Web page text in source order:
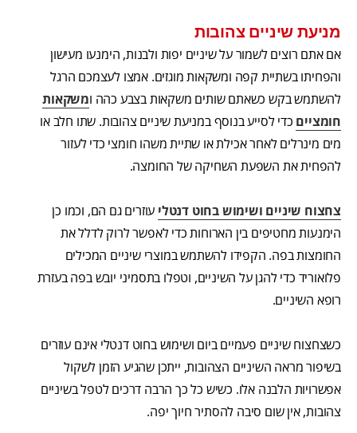
מניעת שיניים צהובות
אם אתם רוצים לשמור על שיניים יפות ולבנות, הימנעו מעישון
והפחיתו בשתיית קפה ומשקאות מוגזים. אמצו לעצמכם הרגל
להשתמש בקש כשאתם שותים משקאות בצבע כהה ומשקאות
חומציים כדי לסייע בנוסף במניעת שיניים צהובות. שתו חלב או
מים מינרלים לאחר אכילת או שתיית משהו חומצי כדי לעזור
להפחית את השפעת השחיקה של החומצה.
צחצוח שיניים ושימוש בחוט דנטלי עוזרים גם הם, וכמו כן
הימנעות מחטיפים בין הארוחות כדי לאפשר לרוק לדלל את
החומצות בפה. הקפידו להשתמש במוצרי שיניים המכילים
פלואוריד כדי להגן על השיניים, וטפלו בתסמיני יובש בפה בעזרת
רופא השיניים.
כשצחצוח שיניים פעמיים ביום ושימוש בחוט דנטלי אינם עוזרים
בשיפור מראה השיניים הצהובות, ייתכן שהגיע הזמן לשקול
אפשרויות הלבנה אלו. כשיש כל כך הרבה דרכים לטפל בשיניים
צהובות, אין שום סיבה להסתיר חיוך יפה.